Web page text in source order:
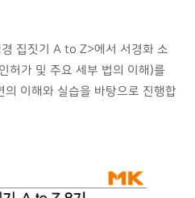
집짓기 A to Z>에서 서경화 소
허가 및 주요 세부 법의 이해)를
의 이해와 실습을 바탕으로 진행합